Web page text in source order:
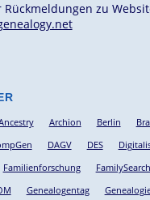
zu
Archion Berlin
DAGV DES
Familienforschung
FamilySearch
Genealogentag